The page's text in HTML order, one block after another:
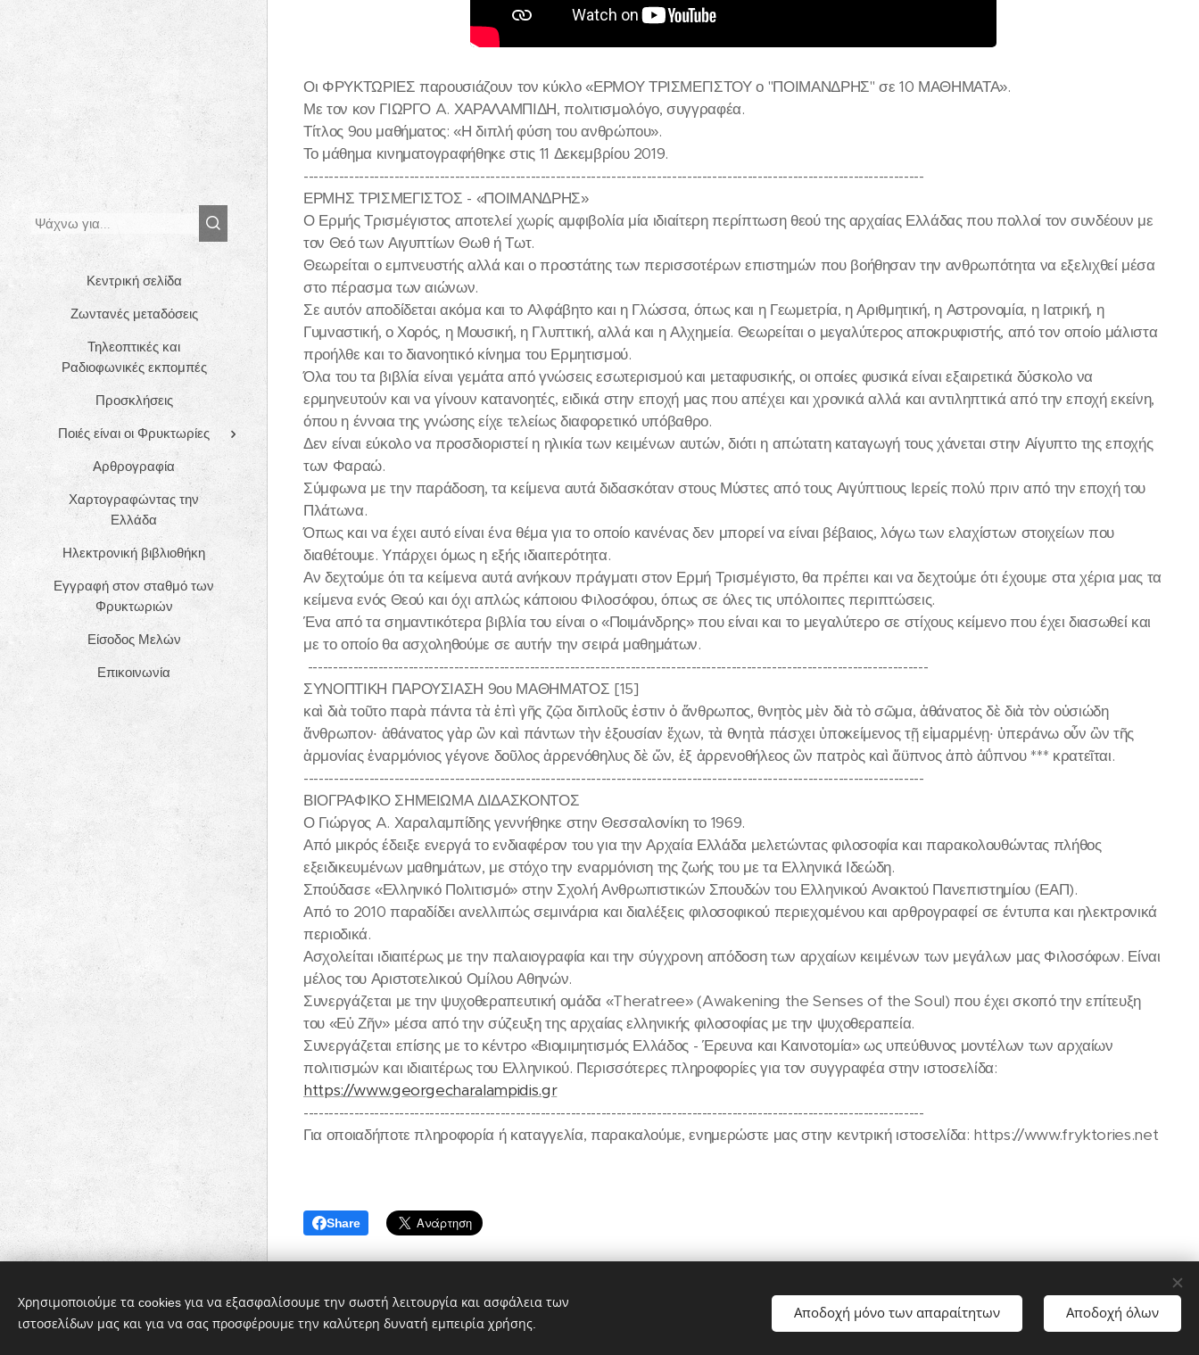
Κεντρική σελίδα
Ζωντανές μεταδόσεις
Τηλεοπτικές και
Ραδιοφωνικές εκπομπές
Προσκλήσεις
Ποιές είναι οι Φρυκτωρίες
Αρθρογραφία
Χαρτογραφώντας την
Ελλάδα
Ηλεκτρονική βιβλιοθήκη
Εγγραφή στον σταθμό των
Φρυκτωριών
Είσοδος Μελών
Επικοινωνία
Οι ΦΡΥΚΤΩΡΙΕΣ παρουσιάζουν τον κύκλο «ΕΡΜΟΥ ΤΡΙΣΜΕΓΙΣΤΟΥ ο "ΠΟΙΜΑΝΔΡΗΣ" σε 10 ΜΑΘΗΜΑΤΑ».
Με τον κον ΓΙΩΡΓΟ A. ΧΑΡΑΛΑΜΠΙΔΗ, πολιτισμολόγο, συγγραφέα.
Τίτλος 9ου μαθήματος: «Η διπλή φύση του ανθρώπου».
Το μάθημα κινηματογραφήθηκε στις 11 Δεκεμβρίου 2019.
---------------------------------------------------------------------------------------------------------------------------
ΕΡΜΗΣ ΤΡΙΣΜΕΓΙΣΤΟΣ - «ΠΟΙΜΑΝΔΡΗΣ»
Ο Ερμής Τρισμέγιστος αποτελεί χωρίς αμφιβολία μία ιδιαίτερη περίπτωση θεού της αρχαίας Ελλάδας που πολλοί τον συνδέουν με
τον Θεό των Αιγυπτίων Θωθ ή Τωτ.
Θεωρείται ο εμπνευστής αλλά και ο προστάτης των περισσοτέρων επιστημών που βοήθησαν την ανθρωπότητα να εξελιχθεί μέσα
στο πέρασμα των αιώνων.
Σε αυτόν αποδίδεται ακόμα και το Αλφάβητο και η Γλώσσα, όπως και η Γεωμετρία, η Αριθμητική, η Αστρονομία, η Ιατρική, η
Γυμναστική, ο Χορός, η Μουσική, η Γλυπτική, αλλά και η Αλχημεία. Θεωρείται ο μεγαλύτερος αποκρυφιστής, από τον οποίο μάλιστα
προήλθε και το διανοητικό κίνημα του Ερμητισμού.
Όλα του τα βιβλία είναι γεμάτα από γνώσεις εσωτερισμού και μεταφυσικής, οι οποίες φυσικά είναι εξαιρετικά δύσκολο να
ερμηνευτούν και να γίνουν κατανοητές, ειδικά στην εποχή μας που απέχει και χρονικά αλλά και αντιληπτικά από την εποχή εκείνη,
όπου η έννοια της γνώσης είχε τελείως διαφορετικό υπόβαθρο.
Δεν είναι εύκολο να προσδιοριστεί η ηλικία των κειμένων αυτών, διότι η απώτατη καταγωγή τους χάνεται στην Αίγυπτο της εποχής
των Φαραώ.
Σύμφωνα με την παράδοση, τα κείμενα αυτά διδασκόταν στους Μύστες από τους Αιγύπτιους Ιερείς πολύ πριν από την εποχή του
Πλάτωνα.
Όπως και να έχει αυτό είναι ένα θέμα για το οποίο κανένας δεν μπορεί να είναι βέβαιος, λόγω των ελαχίστων στοιχείων που
διαθέτουμε. Υπάρχει όμως η εξής ιδιαιτερότητα.
Αν δεχτούμε ότι τα κείμενα αυτά ανήκουν πράγματι στον Ερμή Τρισμέγιστο, θα πρέπει και να δεχτούμε ότι έχουμε στα χέρια μας τα
κείμενα ενός Θεού και όχι απλώς κάποιου Φιλοσόφου, όπως σε όλες τις υπόλοιπες περιπτώσεις.
Ένα από τα σημαντικότερα βιβλία του είναι ο «Ποιμάνδρης» που είναι και το μεγαλύτερο σε στίχους κείμενο που έχει διασωθεί και
με το οποίο θα ασχοληθούμε σε αυτήν την σειρά μαθημάτων.
---------------------------------------------------------------------------------------------------------------------------
ΣΥΝΟΠΤΙΚΗ ΠΑΡΟΥΣΙΑΣΗ 9ου ΜΑΘΗΜΑΤΟΣ [15]
καὶ διὰ τοῦτο παρὰ πάντα τὰ ἐπὶ γῆς ζῷα διπλοῦς ἐστιν ὁ ἄνθρωπος, θνητὸς μὲν διὰ τὸ σῶμα, ἀθάνατος δὲ διὰ τὸν οὐσιώδη
ἄνθρωπον· ἀθάνατος γὰρ ὢν καὶ πάντων τὴν ἐξουσίαν ἔχων, τὰ θνητὰ πάσχει ὑποκείμενος τῇ εἱμαρμένῃ· ὑπεράνω οὖν ὢν τῆς
ἁρμονίας ἐναρμόνιος γέγονε δοῦλος ἀρρενόθηλυς δὲ ὤν, ἐξ ἀρρενοθήλεος ὢν πατρὸς καὶ ἄϋπνος ἀπὸ ἀΰπνου *** κρατεῖται.
---------------------------------------------------------------------------------------------------------------------------
ΒΙΟΓΡΑΦΙΚΟ ΣΗΜΕΙΩΜΑ ΔΙΔΑΣΚΟΝΤΟΣ
Ο Γιώργος A. Χαραλαμπίδης γεννήθηκε στην Θεσσαλονίκη το 1969.
Από μικρός έδειξε ενεργά το ενδιαφέρον του για την Αρχαία Ελλάδα μελετώντας φιλοσοφία και παρακολουθώντας πλήθος
εξειδικευμένων μαθημάτων, με στόχο την εναρμόνιση της ζωής του με τα Ελληνικά Ιδεώδη.
Σπούδασε «Ελληνικό Πολιτισμό» στην Σχολή Ανθρωπιστικών Σπουδών του Ελληνικού Ανοικτού Πανεπιστημίου (ΕΑΠ).
Από το 2010 παραδίδει ανελλιπώς σεμινάρια και διαλέξεις φιλοσοφικού περιεχομένου και αρθρογραφεί σε έντυπα και ηλεκτρονικά
περιοδικά.
Ασχολείται ιδιαιτέρως με την παλαιογραφία και την σύγχρονη απόδοση των αρχαίων κειμένων των μεγάλων μας Φιλοσόφων. Είναι
μέλος του Αριστοτελικού Ομίλου Αθηνών.
Συνεργάζεται με την ψυχοθεραπευτική ομάδα «Theratree» (Awakening the Senses of the Soul) που έχει σκοπό την επίτευξη
του «Εὐ Ζῆν» μέσα από την σύζευξη της αρχαίας ελληνικής φιλοσοφίας με την ψυχοθεραπεία.
Συνεργάζεται επίσης με το κέντρο «Βιομιμητισμός Ελλάδος - Έρευνα και Καινοτομία» ως υπεύθυνος μοντέλων των αρχαίων
πολιτισμών και ιδιαιτέρως του Ελληνικού. Περισσότερες πληροφορίες για τον συγγραφέα στην ιστοσελίδα:
https://www.georgecharalampidis.gr
---------------------------------------------------------------------------------------------------------------------------
Για οποιαδήποτε πληροφορία ή καταγγελία, παρακαλούμε, ενημερώστε μας στην κεντρική ιστοσελίδα: https://www.fryktories.net
Share
Χρησιμοποιούμε τα cookies για να εξασφαλίσουμε την σωστή λειτουργία και ασφάλεια των
ιστοσελίδων μας και για να σας προσφέρουμε την καλύτερη δυνατή εμπειρία χρήσης.
Αποδοχή μόνο των απαραίτητων Αποδοχή όλων